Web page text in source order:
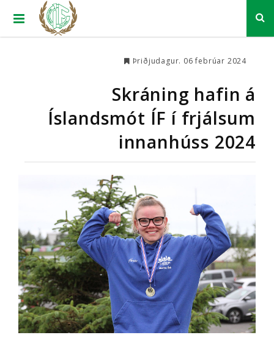
Þriðjudagur. 06 febrúar 2024
Skráning hafin á
Íslandsmót ÍF í frjálsum
innanhúss 2024